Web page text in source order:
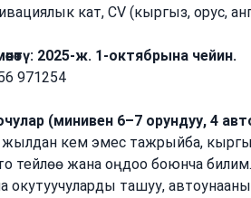
кат, CV (кыргыз, орус,
2025-ж. 1-октябрына чейин.
971254
(минивен 6–7 орундуу, 4
жылдан кем эмес тажрыйба,
тейлөө жана оңдоо боюнча билим.
окутуучуларды ташуу,